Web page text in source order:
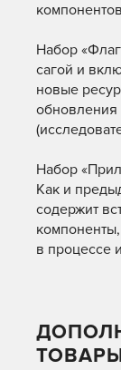
Набор
сагой и
новые
обновления
Набор
Как и
содержит
в процессе